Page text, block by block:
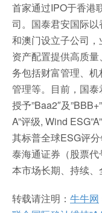
首家通过IPO于香港
司。国泰君安国际
和澳门设立子公司
资产配置提供高质
务包括财富管理、
管理等。目前，国
授予”Baa2″及
A”评级, Wind
其标普全球ESG评
泰海通证券（股票
本市场长期、持续
转载请注明： 牛牛网